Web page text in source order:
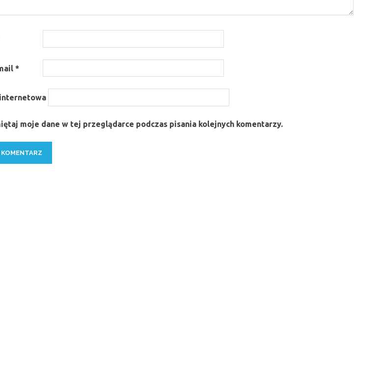
*
moje dane w tej przeglądarce podczas pisania kolejnych komentarzy.